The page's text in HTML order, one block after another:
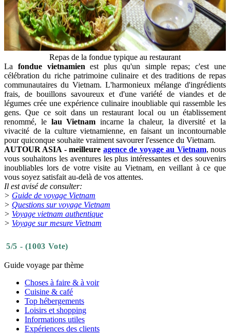
Repas de la fondue typique au restaurant
La fondue vietnamien est plus qu'un simple repas; c'est une
célébration du riche patrimoine culinaire et des traditions de repas
communautaires du Vietnam. L'harmonieux mélange d'ingrédients
frais, de bouillons savoureux et d'une variété de viandes et de
légumes crée une expérience culinaire inoubliable qui rassemble les
gens. Que ce soit dans un restaurant local ou un établissement
renommé, le lau Vietnam incarne la chaleur, la diversité et la
vivacité de la culture vietnamienne, en faisant un incontournable
pour quiconque souhaite vraiment savourer l'essence du Vietnam.
AUTOUR ASIA - meilleure agence de voyage au Vietnam, nous
vous souhaitons les aventures les plus intéressantes et des souvenirs
inoubliables lors de votre visite au Vietnam, en veillant à ce que
vous soyez satisfait au-delà de vos attentes.
Il est avisé de consulter:
> Guide de voyage Vietnam
> Questions sur voyage Vietnam
> Voyage vietnam authentique
> Voyage sur mesure Vietnam
5/5 - (1003 Vote)
Guide voyage par thème
Choses à faire & à voir
Cuisine & café
Top hébergements
Loisirs et shopping
Informations utiles
Expériences des clients